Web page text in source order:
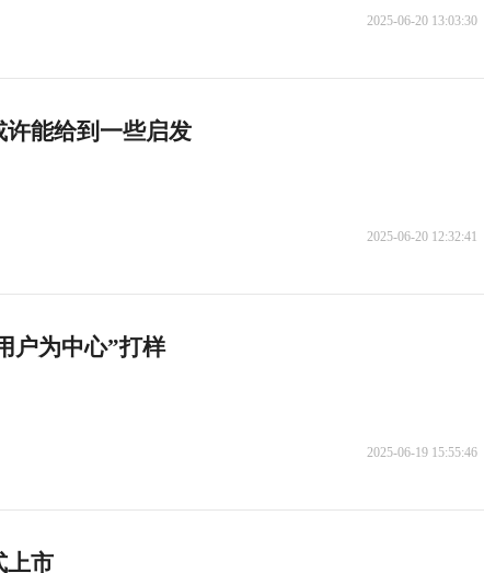
2025-06-20 13:03:30
能给到一些启发
2025-06-20 12:32:41
户为中心”打样
2025-06-19 15:55:46
上市